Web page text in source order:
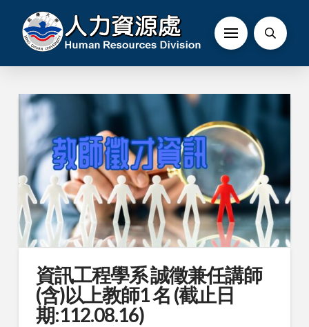
資訊工程學系 誠徵兼任講師
(含)以上教師1 名 (截止日
期:112.08.16)